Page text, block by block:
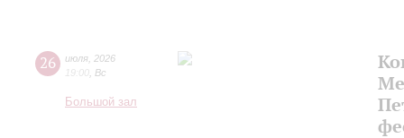
26 июля 2026
19:00 Вс
Большой зал